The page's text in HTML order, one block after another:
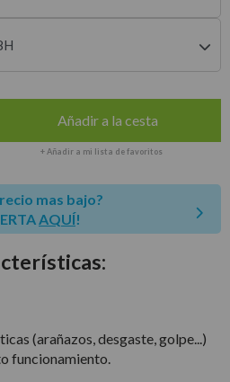
Añadir a la cesta
+ Añadir a mi lista de favoritos
mas bajo?
AQUÍ!
(arañazos, desgaste, golpe...)
funcionamiento.